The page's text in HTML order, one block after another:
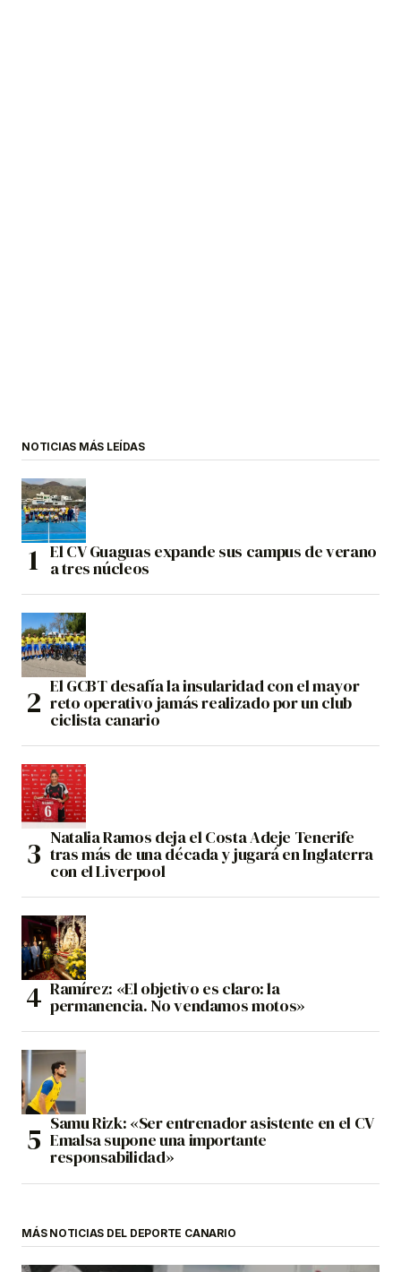
NOTICIAS MÁS LEÍDAS
El CV Guaguas expande sus campus de verano
a tres núcleos
El GCBT desafía la insularidad con el mayor
reto operativo jamás realizado por un club
ciclista canario
Natalia Ramos deja el Costa Adeje Tenerife
tras más de una década y jugará en Inglaterra
con el Liverpool
Ramírez: «El objetivo es claro: la
permanencia. No vendamos motos»
Samu Rizk: «Ser entrenador asistente en el CV
Emalsa supone una importante
responsabilidad»
MÁS NOTICIAS DEL DEPORTE CANARIO